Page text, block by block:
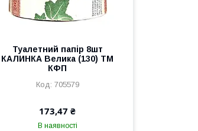
Туалетний папір 8шт
КАЛИНКА Велика (130) ТМ
КФП
705579
173,47 ₴
В наявності